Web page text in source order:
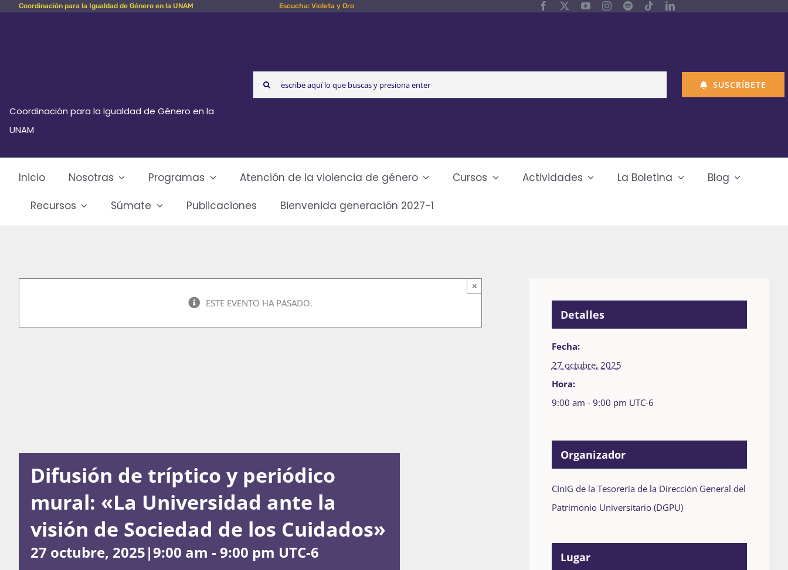
Skip Coordinación para la Igualdad de Género en la UNAM Escucha: Violeta y Oro
Coordinación para la Igualdad de Género en la
UNAM
Search
for:
SUSCRÍBETE
Inicio Nosotras Programas Atención de la violencia de género Cursos Actividades La Boletina
Blog
Recursos
Súmate Publicaciones Bienvenida generación 2027-1
ESTE EVENTO HA PASADO.
×
Difusión de tríptico y periódico
mural: «La Universidad ante la
visión de Sociedad de los Cuidados»
27 octubre, 2025|9:00 am - 9:00 pm UTC-6
Detalles
Fecha:
27 octubre, 2025
Hora:
9:00 am - 9:00 pm UTC-6
Organizador
CInIG de la Tesorería de la Dirección General del
Patrimonio Universitario (DGPU)
Lugar